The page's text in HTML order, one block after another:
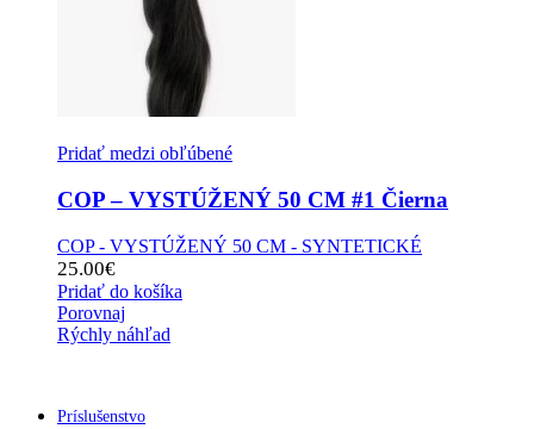
Pridať medzi obľúbené
COP – VYSTÚŽENÝ 50 CM #1 Čierna
COP - VYSTÚŽENÝ 50 CM - SYNTETICKÉ
25.00€
Pridať do košíka
Porovnaj
Rýchly náhľad
Príslušenstvo